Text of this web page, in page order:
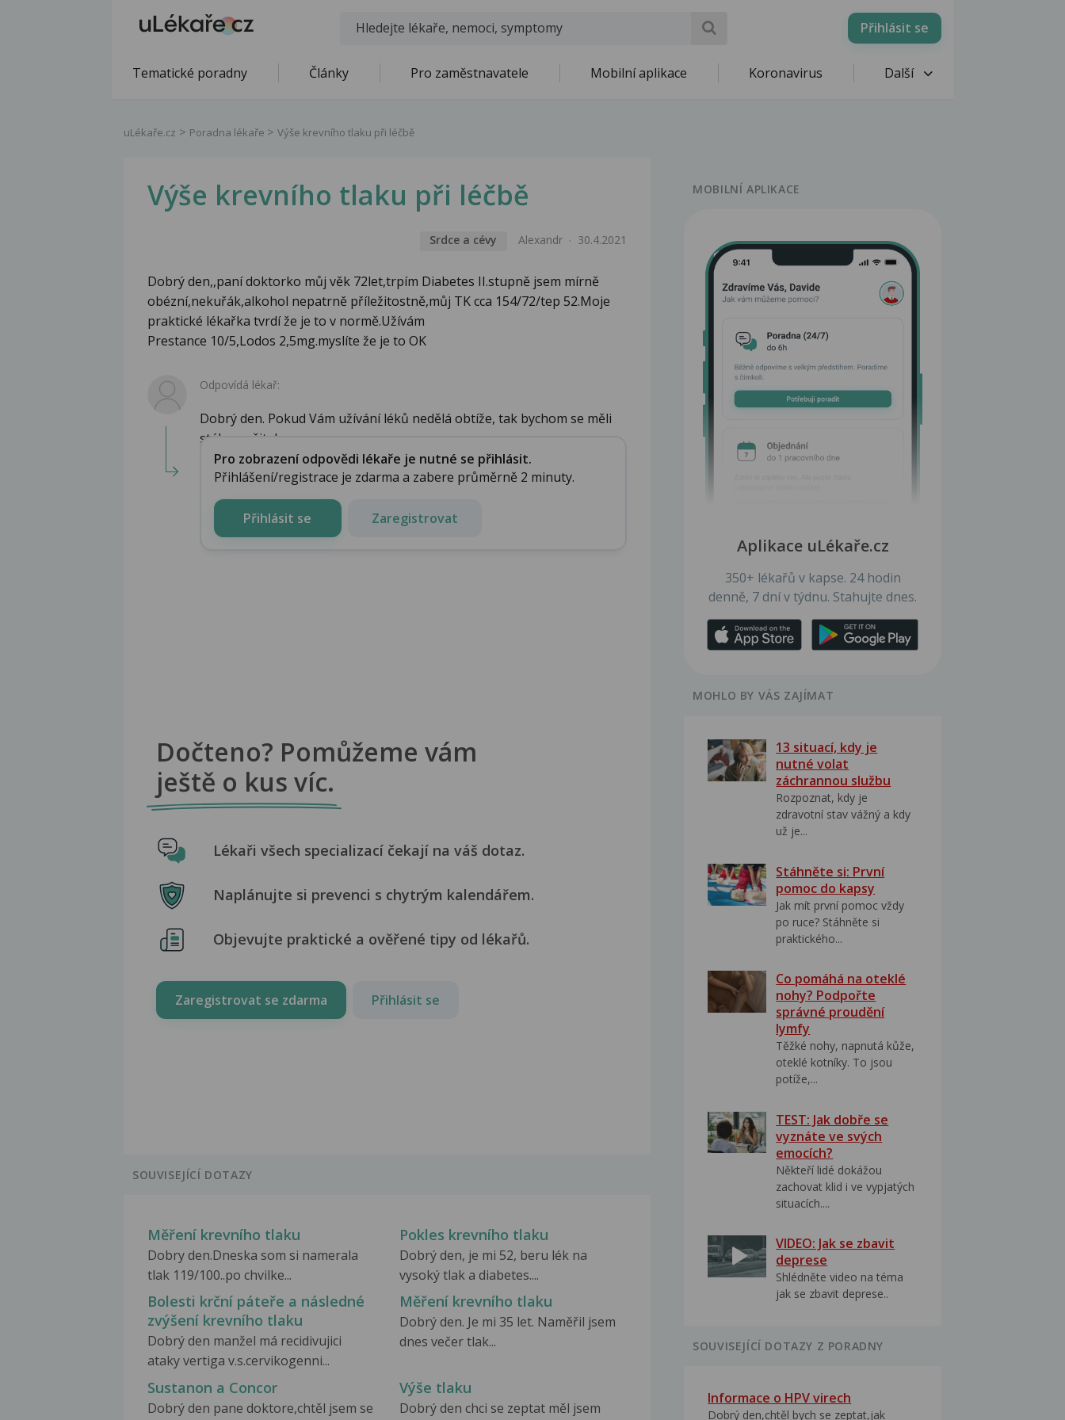
Přihlásit se
Tematické poradny Články Pro zaměstnavatele Mobilní aplikace Koronavirus Další
uLékaře.cz Poradna lékaře Výše krevního tlaku při léčbě
Výše krevního tlaku při léčbě
Srdce a cévy Alexandr 30.4.2021
Dobrý den,,paní doktorko můj věk 72let,trpím Diabetes II.stupně jsem mírně
obézní,nekuřák,alkohol nepatrně příležitostně,můj TK cca 154/72/tep 52.Moje
praktické lékařka tvrdí že je to v normě.Užívám
Prestance 10/5,Lodos 2,5mg.myslíte že je to OK
Odpovídá lékař:
Dobrý den. Pokud Vám užívání léků nedělá obtíže, tak bychom se měli
stále snažit dos...
Pro zobrazení odpovědi lékaře je nutné se přihlásit.
Přihlášení/registrace je zdarma a zabere průměrně 2 minuty.
Přihlásit se Zaregistrovat
Dočteno? Pomůžeme vám
ještě o kus víc.
Lékaři všech specializací čekají na váš dotaz.
Naplánujte si prevenci s chytrým kalendářem.
Objevujte praktické a ověřené tipy od lékařů.
Zaregistrovat se zdarma Přihlásit se
SOUVISEJÍCÍ DOTAZY
Měření krevního tlaku
Dobry den.Dneska som si namerala
tlak 119/100..po chvilke...
Pokles krevního tlaku
Dobrý den, je mi 52, beru lék na
vysoký tlak a diabetes....
Bolesti krční páteře a následné
zvýšení krevního tlaku
Dobrý den manžel má recidivujici
ataky vertiga v.s.cervikogenni...
Měření krevního tlaku
Dobrý den. Je mi 35 let. Naměřil jsem
dnes večer tlak...
Sustanon a Concor
Dobrý den pane doktore,chtěl jsem se
Výše tlaku
Dobrý den chci se zeptat měl jsem
MOBILNÍ APLIKACE
Aplikace uLékaře.cz
350+ lékařů v kapse. 24 hodin
denně, 7 dní v týdnu. Stahujte dnes.
MOHLO BY VÁS ZAJÍMAT
13 situací, kdy je
nutné volat
záchrannou službu
Rozpoznat, kdy je
zdravotní stav vážný a kdy
už je...
Stáhněte si: První
pomoc do kapsy
Jak mít první pomoc vždy
po ruce? Stáhněte si
praktického...
Co pomáhá na oteklé
nohy? Podpořte
správné proudění
lymfy
Těžké nohy, napnutá kůže,
oteklé kotníky. To jsou
potíže,...
TEST: Jak dobře se
vyznáte ve svých
emocích?
Někteří lidé dokážou
zachovat klid i ve vypjatých
situacích....
VIDEO: Jak se zbavit
deprese
Shlédněte video na téma
jak se zbavit deprese..
SOUVISEJÍCÍ DOTAZY Z PORADNY
Informace o HPV virech
Dobrý den,chtěl bych se zeptat,jak